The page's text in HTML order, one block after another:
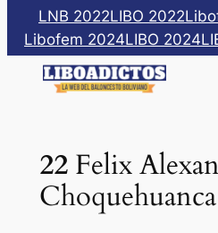
Saltar
contenido
LNB 2022LIBO 2022
Libofem 2024LIBO 2024
22Felix